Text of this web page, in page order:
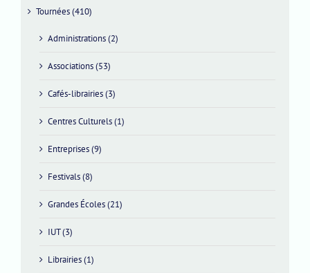
Tournées (410)
Administrations (2)
Associations (53)
Cafés-librairies (3)
Centres Culturels (1)
Entreprises (9)
Festivals (8)
Grandes Écoles (21)
IUT (3)
Librairies (1)